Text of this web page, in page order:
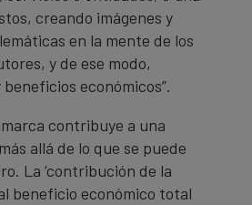
creando imágenes y
en la mente de los
y de ese modo,
económicos”.
contribuye a una
allá de lo que se puede
La ‘contribución de la
beneficio económico total